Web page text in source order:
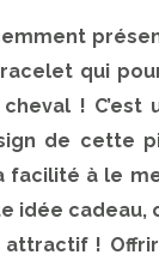
qui
!
de cette
facilité à le
idée cadeau,
attractif !